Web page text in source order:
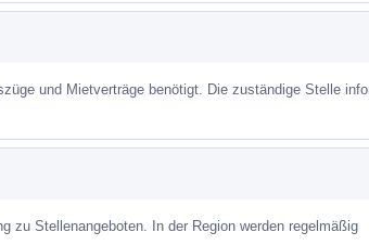
und Mietverträge benötigt. Die zuständige Stelle
zu Stellenangeboten. In der Region werden regelmäßig